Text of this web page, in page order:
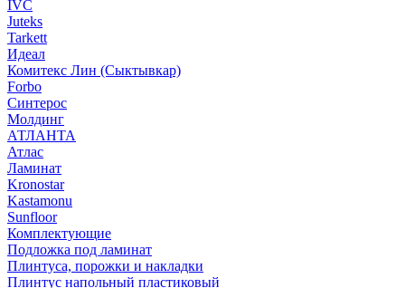
IVC
Juteks
Tarkett
Идеал
Комитекс Лин (Сыктывкар)
Forbo
Синтерос
Молдинг
АТЛАНТА
Атлас
Ламинат
Kronostar
Kastamonu
Sunfloor
Комплектующие
Подложка под ламинат
Плинтуса, порожки и накладки
Плинтус напольный пластиковый